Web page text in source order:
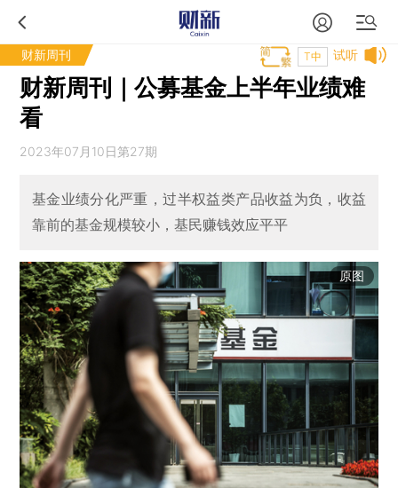
财新周刊 试听
T中
财新周刊｜公募基金上半年业绩难
看
2023年07月10日第27期
基金业绩分化严重，过半权益类产品收益为负，收益
靠前的基金规模较小，基民赚钱效应平平
原图